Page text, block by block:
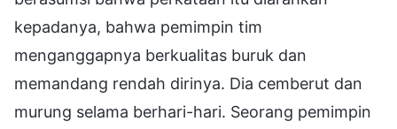
kepadanya, bahwa pemimpin tim
menganggapnya berkualitas buruk dan
memandang rendah dirinya. Dia cemberut dan
murung selama berhari-hari. Seorang pemimpin